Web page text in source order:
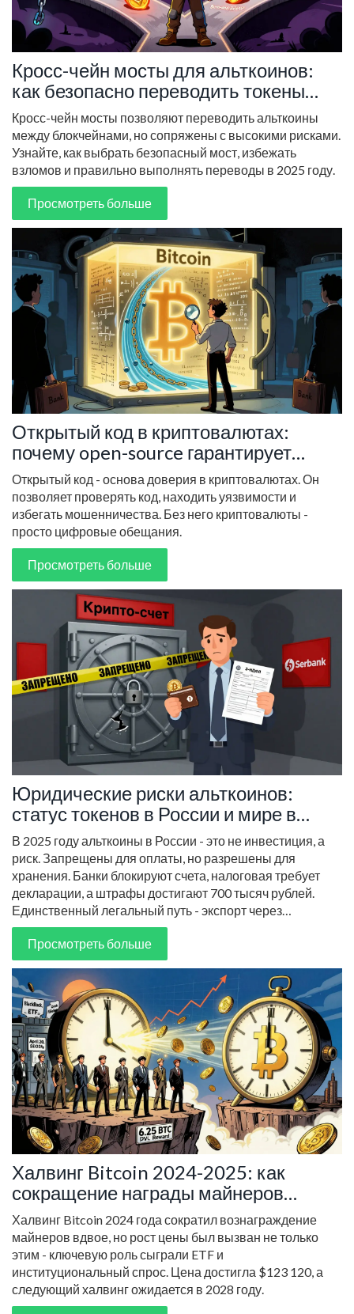
Кросс-чейн мосты для альткоинов:
как безопасно переводить токены
между блокчейнами
Кросс-чейн мосты позволяют переводить альткоины
между блокчейнами, но сопряжены с высокими рисками.
Узнайте, как выбрать безопасный мост, избежать
взломов и правильно выполнять переводы в 2025 году.
Просмотреть больше
Открытый код в криптовалютах:
почему open-source гарантирует
доверие
Открытый код - основа доверия в криптовалютах. Он
позволяет проверять код, находить уязвимости и
избегать мошенничества. Без него криптовалюты -
просто цифровые обещания.
Просмотреть больше
Юридические риски альткоинов:
статус токенов в России и мире в
2025 году
В 2025 году альткоины в России - это не инвестиция, а
риск. Запрещены для оплаты, но разрешены для
хранения. Банки блокируют счета, налоговая требует
декларации, а штрафы достигают 700 тысяч рублей.
Единственный легальный путь - экспорт через
уполномоченных операторов.
Просмотреть больше
Халвинг Bitcoin 2024-2025: как
сокращение награды майнеров
изменило цену BTC
Халвинг Bitcoin 2024 года сократил вознаграждение
майнеров вдвое, но рост цены был вызван не только
этим - ключевую роль сыграли ETF и
институциональный спрос. Цена достигла $123 120, а
следующий халвинг ожидается в 2028 году.